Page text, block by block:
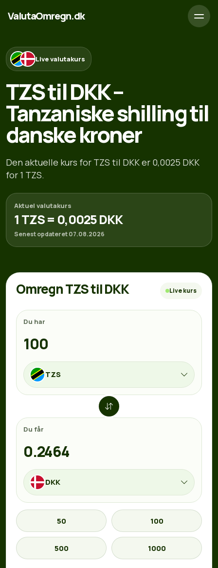
ValutaOmregn.dk
Live valutakurs
TZS til DKK –
Tanzaniske shilling til
danske kroner
Den aktuelle kurs for TZS til DKK er 0,0025 DKK
for 1 TZS.
Aktuel valutakurs
1 TZS = 0,0025 DKK
Senest opdateret 07.08.2026
Omregn TZS til DKK Live kurs
Du har
TZS
Du får
DKK
50 100
500 1000